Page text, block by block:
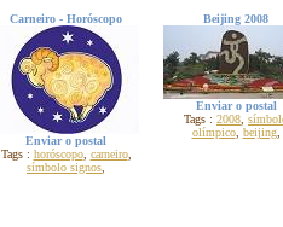
Carneiro - Horóscopo
Enviar o postal
Tags : horóscopo, carneiro,
símbolo signos
Beijing 2008
Enviar o postal
Tags : 2008
olímpico, beijing,